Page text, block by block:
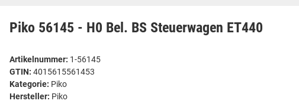
Piko 56145 - H0 Bel. BS Steuerwagen ET440
Artikelnummer: 1-56145
GTIN: 4015615561453
Kategorie: Piko
Hersteller: Piko